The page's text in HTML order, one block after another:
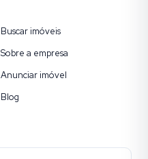
Buscar imóveis
Sobre a empresa
Anunciar imóvel
Blog